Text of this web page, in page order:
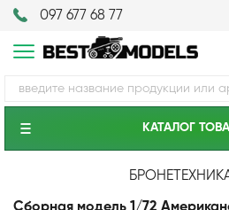
097 677 68 77
КАТАЛОГ